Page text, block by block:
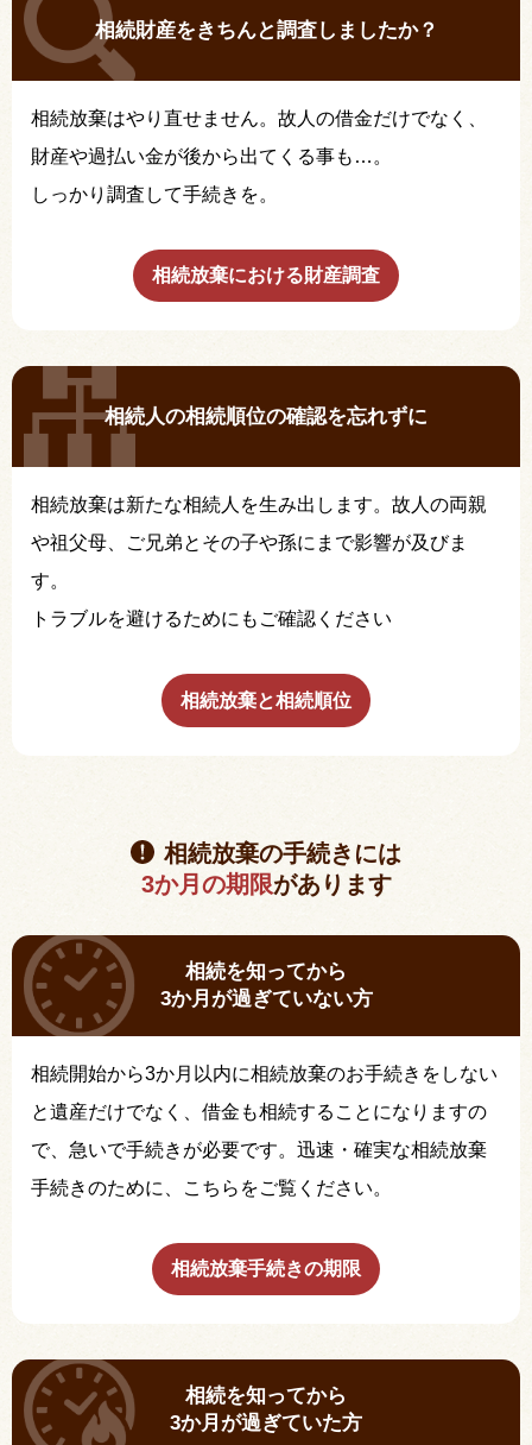
相続財産をきちんと調査しましたか？
相続放棄はやり直せません。故人の借金だけでなく、
財産や過払い金が後から出てくる事も…。
しっかり調査して手続きを。
相続放棄における財産調査
相続人の相続順位の確認を忘れずに
相続放棄は新たな相続人を生み出します。故人の両親
や祖父母、ご兄弟とその子や孫にまで影響が及びま
す。
トラブルを避けるためにもご確認ください
相続放棄と相続順位
相続放棄の手続きには
3か月の期限があります
相続を知ってから
3か月が過ぎていない方
相続開始から3か月以内に相続放棄のお手続きをしない
と遺産だけでなく、借金も相続することになりますの
で、急いで手続きが必要です。迅速・確実な相続放棄
手続きのために、こちらをご覧ください。
相続放棄手続きの期限
相続を知ってから
3か月が過ぎていた方